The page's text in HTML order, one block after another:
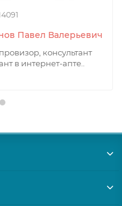
Павел Валерьевич
консультант
в интернет-апте..